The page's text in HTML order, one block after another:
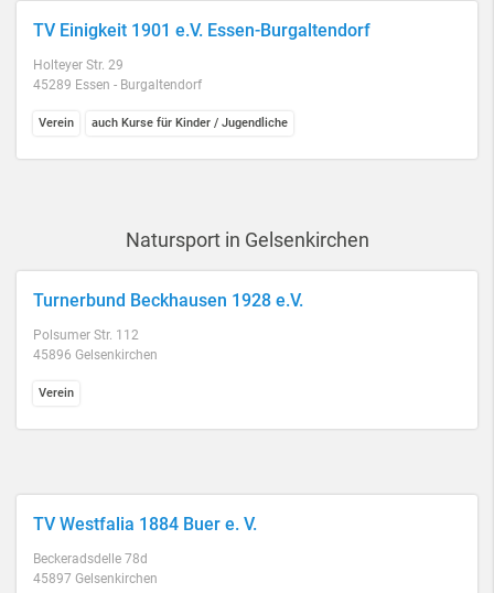
TV Einigkeit 1901 e.V. Essen-Burgaltendorf
Holteyer Str. 29
45289 Essen - Burgaltendorf
Verein auch Kurse für Kinder / Jugendliche
Natursport in Gelsenkirchen
Turnerbund Beckhausen 1928 e.V.
Polsumer Str. 112
45896 Gelsenkirchen
Verein
TV Westfalia 1884 Buer e. V.
Beckeradsdelle 78d
45897 Gelsenkirchen